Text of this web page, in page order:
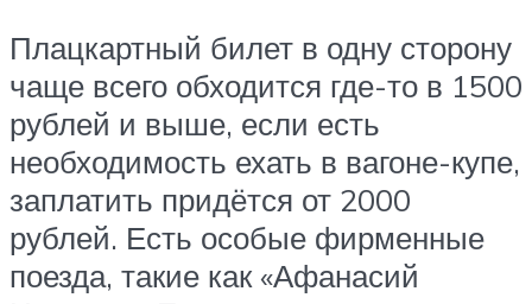
Плацкартный билет в одну сторону
чаще всего обходится где-то в 1500
рублей и выше, если есть
необходимость ехать в вагоне-купе,
заплатить придётся от 2000
рублей. Есть особые фирменные
поезда, такие как «Афанасий